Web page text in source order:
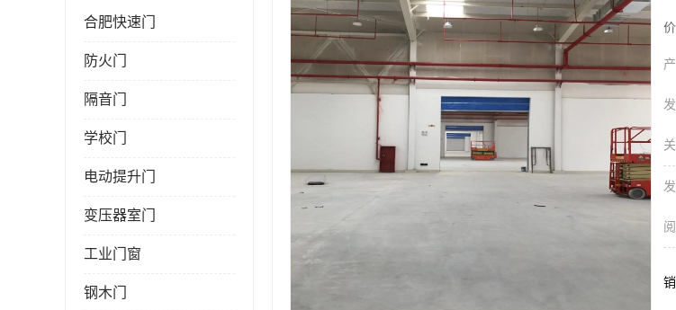
合肥快速门
防火门
隔音门
学校门
电动提升门
变压器室门
工业门窗
钢木门
价